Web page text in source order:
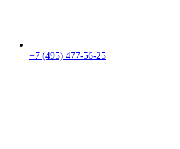
+7 (495) 477-56-25